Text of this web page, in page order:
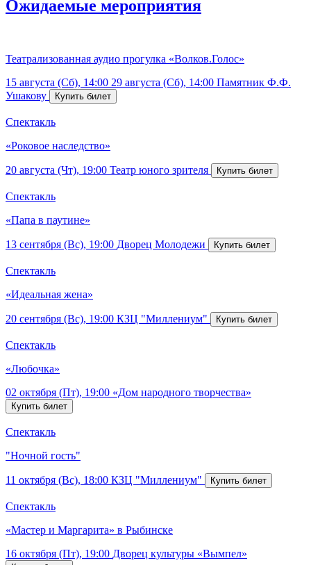
Ожидаемые мероприятия
Театрализованная аудио прогулка «Волков.Голос»
15 августа (Сб), 14:00 29 августа (Сб), 14:00 Памятник Ф.Ф.
Ушакову
Спектакль
«Роковое наследство»
20 августа (Чт), 19:00 Театр юного зрителя
Спектакль
«Папа в паутине»
13 сентября (Вс), 19:00 Дворец Молодежи
Спектакль
«Идеальная жена»
20 сентября (Вс), 19:00 КЗЦ "Миллениум"
Спектакль
«Любочка»
02 октября (Пт), 19:00 «Дом народного творчества»
Спектакль
"Ночной гость"
11 октября (Вс), 18:00 КЗЦ "Миллениум"
Спектакль
«Мастер и Маргарита» в Рыбинске
16 октября (Пт), 19:00 Дворец культуры «Вымпел»